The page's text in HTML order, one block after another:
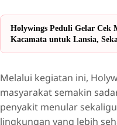
Holywings Peduli Gelar Cek
Kacamata untuk Lansia,
Melalui kegiatan ini,
masyarakat semakin
penyakit menular
lingkungan yang lebih